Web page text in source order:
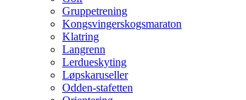
Gruppetrening
Kongsvingerskogsmaraton
Klatring
Langrenn
Lerdueskyting
Løpskaruseller
Odden-stafetten